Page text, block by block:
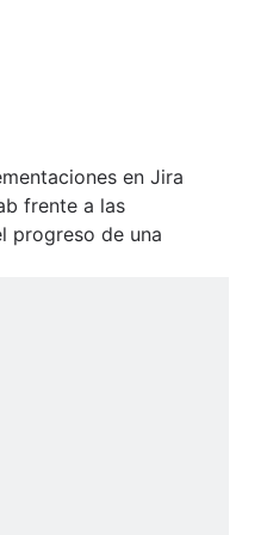
DevOps. Con roles en
500 que implementaron
en Jira
frente a las
progreso de una